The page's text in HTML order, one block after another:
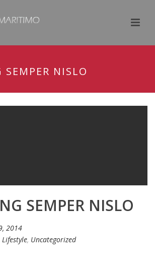
NISLO
SEMPER NISLO
2014
Lifestyle, Uncategorized